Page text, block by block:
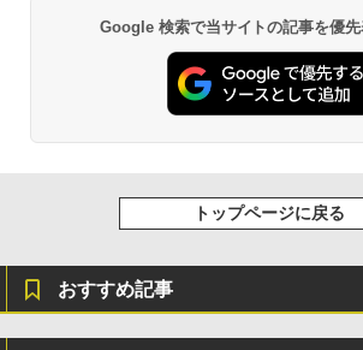
Google 検索で当サイトの記事を優
トップページに戻る
おすすめ記事